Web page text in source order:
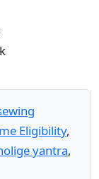
Eligibility,
yantra,